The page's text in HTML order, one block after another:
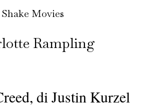
Shake Movies
Rampling
di Justin Kurzel